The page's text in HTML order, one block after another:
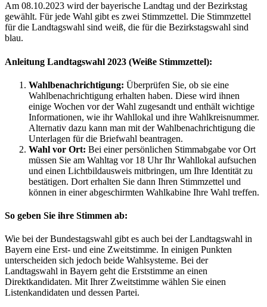
Am 08.10.2023 wird der bayerische Landtag und der Bezirkstag
gewählt. Für jede Wahl gibt es zwei Stimmzettel. Die Stimmzettel
für die Landtagswahl sind weiß, die für die Bezirkstagswahl sind
blau.
Anleitung Landtagswahl 2023 (Weiße Stimmzettel):
Wahlbenachrichtigung: Überprüfen Sie, ob sie eine
Wahlbenachrichtigung erhalten haben. Diese wird ihnen
einige Wochen vor der Wahl zugesandt und enthält wichtige
Informationen, wie ihr Wahllokal und ihre Wahlkreisnummer.
Alternativ dazu kann man mit der Wahlbenachrichtigung die
Unterlagen für die Briefwahl beantragen.
Wahl vor Ort: Bei einer persönlichen Stimmabgabe vor Ort
müssen Sie am Wahltag vor 18 Uhr Ihr Wahllokal aufsuchen
und einen Lichtbildausweis mitbringen, um Ihre Identität zu
bestätigen. Dort erhalten Sie dann Ihren Stimmzettel und
können in einer abgeschirmten Wahlkabine Ihre Wahl treffen.
So geben Sie ihre Stimmen ab:
Wie bei der Bundestagswahl gibt es auch bei der Landtagswahl in
Bayern eine Erst- und eine Zweitstimme. In einigen Punkten
unterscheiden sich jedoch beide Wahlsysteme. Bei der
Landtagswahl in Bayern geht die Erststimme an einen
Direktkandidaten. Mit Ihrer Zweitstimme wählen Sie einen
Listenkandidaten und dessen Partei.